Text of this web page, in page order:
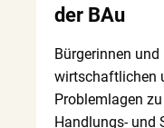
der BAu
Bürgerinnen
wirtschaftlichen
Problemlagen
Handlungs- und